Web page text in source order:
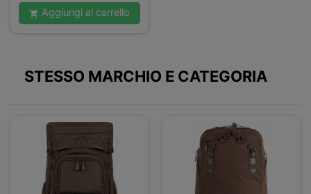
base
 Aggiungi al carrello
STESSO MARCHIO E CATEGORIA